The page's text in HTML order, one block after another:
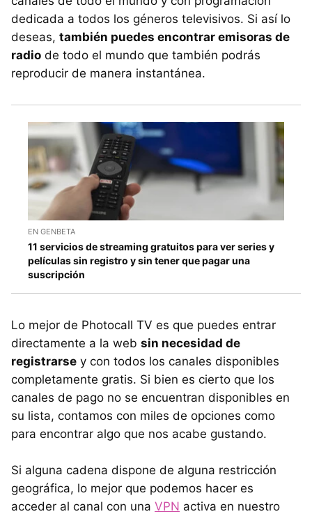
dedicada a todos los géneros televisivos. Si así lo
deseas, también puedes encontrar emisoras de
radio de todo el mundo que también podrás
reproducir de manera instantánea.
EN GENBETA
11 servicios de streaming gratuitos para ver series y
películas sin registro y sin tener que pagar una
suscripción
Lo mejor de Photocall TV es que puedes entrar
directamente a la web sin necesidad de
registrarse y con todos los canales disponibles
completamente gratis. Si bien es cierto que los
canales de pago no se encuentran disponibles en
su lista, contamos con miles de opciones como
para encontrar algo que nos acabe gustando.
Si alguna cadena dispone de alguna restricción
geográfica, lo mejor que podemos hacer es
acceder al canal con una VPN activa en nuestro